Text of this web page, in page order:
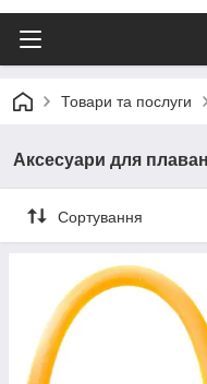
Товари та послуги
Аксесуари для
Сортування